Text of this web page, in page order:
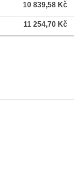
10 839,58 Kč
11 254,70 Kč